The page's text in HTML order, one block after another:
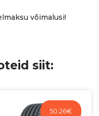
võimalusi!
siit:
50.26€